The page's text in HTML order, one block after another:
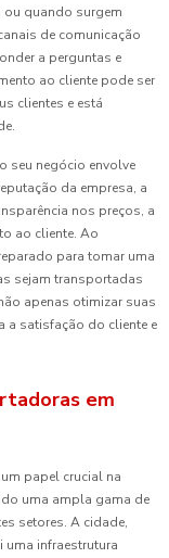
ou quando surgem
de comunicação
a perguntas e
ao cliente pode ser
clientes e está
seu negócio envolve
da empresa, a
nos preços, a
ao cliente. Ao
para tomar uma
sejam transportadas
apenas otimizar suas
a satisfação do cliente e
em
papel crucial na
uma ampla gama de
setores. A cidade,
infraestrutura